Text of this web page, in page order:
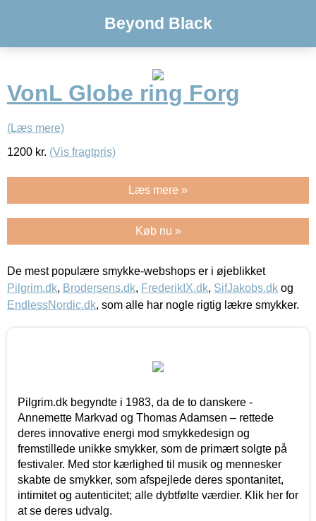
Beyond Black
VonL Globe ring Forg
(Læs mere)
1200 kr. (Vis fragtpris)
Læs mere »
Køb nu »
De mest populære smykke-webshops er i øjeblikket
Pilgrim.dk, Brodersens.dk, FrederikIX.dk, SifJakobs.dk og
EndlessNordic.dk, som alle har nogle rigtig lækre smykker.
Pilgrim.dk begyndte i 1983, da de to danskere -
Annemette Markvad og Thomas Adamsen – rettede
deres innovative energi mod smykkedesign og
fremstillede unikke smykker, som de primært solgte på
festivaler. Med stor kærlighed til musik og mennesker
skabte de smykker, som afspejlede deres spontanitet,
intimitet og autenticitet; alle dybtfølte værdier. Klik her for
at se deres udvalg.